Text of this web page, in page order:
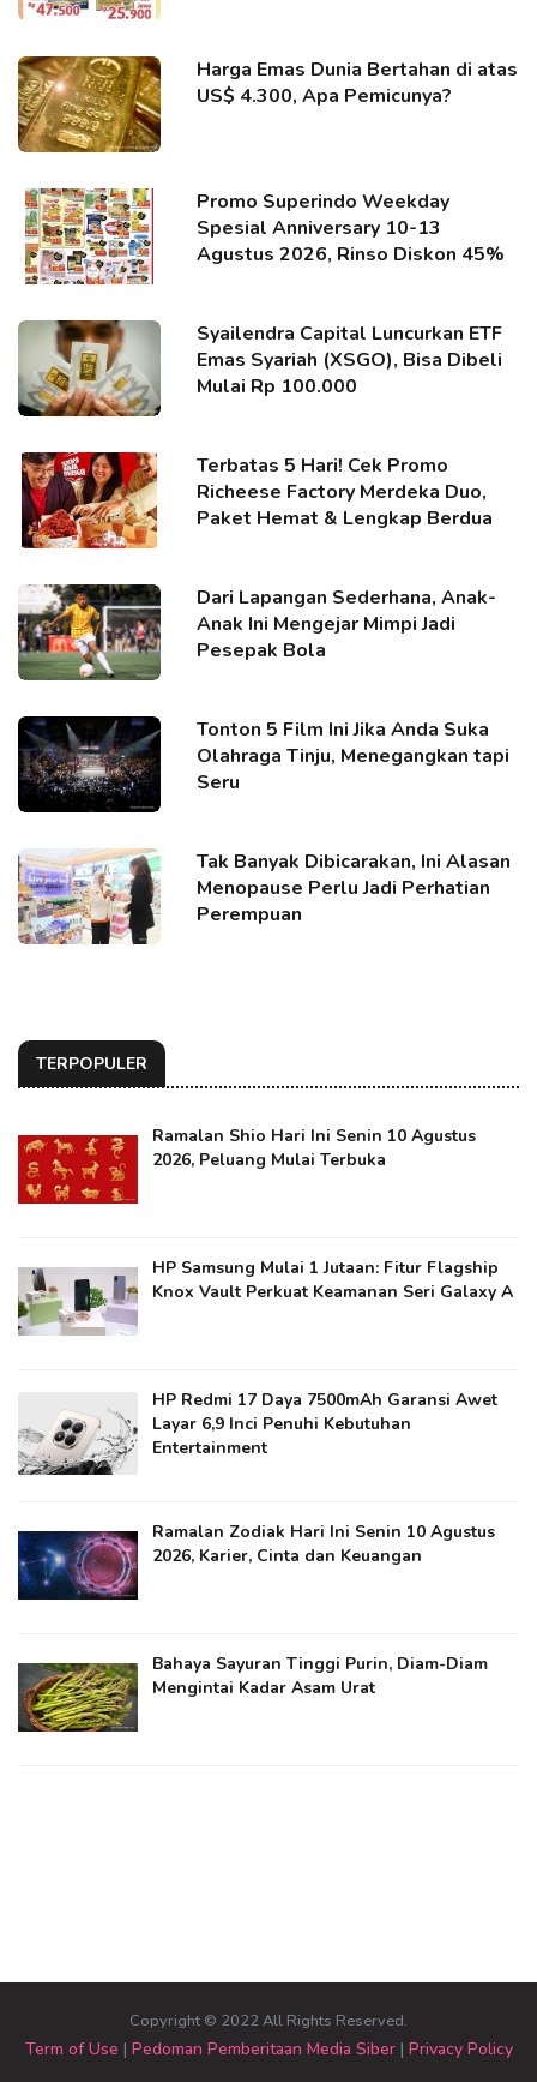
Harga Emas Dunia Bertahan di atas
US$ 4.300, Apa Pemicunya?
Promo Superindo Weekday
Spesial Anniversary 10-13
Agustus 2026, Rinso Diskon 45%
Syailendra Capital Luncurkan ETF
Emas Syariah (XSGO), Bisa Dibeli
Mulai Rp 100.000
Terbatas 5 Hari! Cek Promo
Richeese Factory Merdeka Duo,
Paket Hemat & Lengkap Berdua
Dari Lapangan Sederhana, Anak-
Anak Ini Mengejar Mimpi Jadi
Pesepak Bola
Tonton 5 Film Ini Jika Anda Suka
Olahraga Tinju, Menegangkan tapi
Seru
Tak Banyak Dibicarakan, Ini Alasan
Menopause Perlu Jadi Perhatian
Perempuan
TERPOPULER
Ramalan Shio Hari Ini Senin 10 Agustus
2026, Peluang Mulai Terbuka
HP Samsung Mulai 1 Jutaan: Fitur Flagship
Knox Vault Perkuat Keamanan Seri Galaxy A
HP Redmi 17 Daya 7500mAh Garansi Awet
Layar 6,9 Inci Penuhi Kebutuhan
Entertainment
Ramalan Zodiak Hari Ini Senin 10 Agustus
2026, Karier, Cinta dan Keuangan
Bahaya Sayuran Tinggi Purin, Diam-Diam
Mengintai Kadar Asam Urat
Copyright © 2022 All Rights Reserved.
Term of Use | Pedoman Pemberitaan Media Siber| Privacy Policy